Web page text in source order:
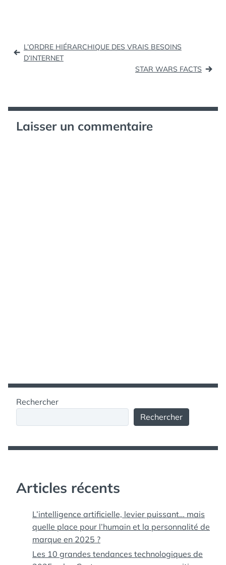
Heidegger. Il dénote le
climat…
Navigation
de
L’ORDRE HIÉRARCHIQUE DES VRAIS BESOINS
D’INTERNET
STAR WARS FACTS
Laisser un commentaire
Rechercher
Rechercher
Articles récents
L’intelligence artificielle, levier puissant… mais
quelle place pour l’humain et la personnalité de
marque en 2025 ?
Les 10 grandes tendances technologiques de